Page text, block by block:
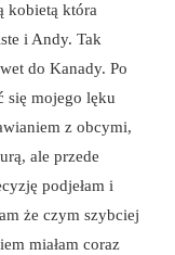
kobietą która
i Andy. Tak
do Kanady. Po
się mojego lęku
z obcymi,
ale przede
podjełam i
że czym szybciej
miałam coraz